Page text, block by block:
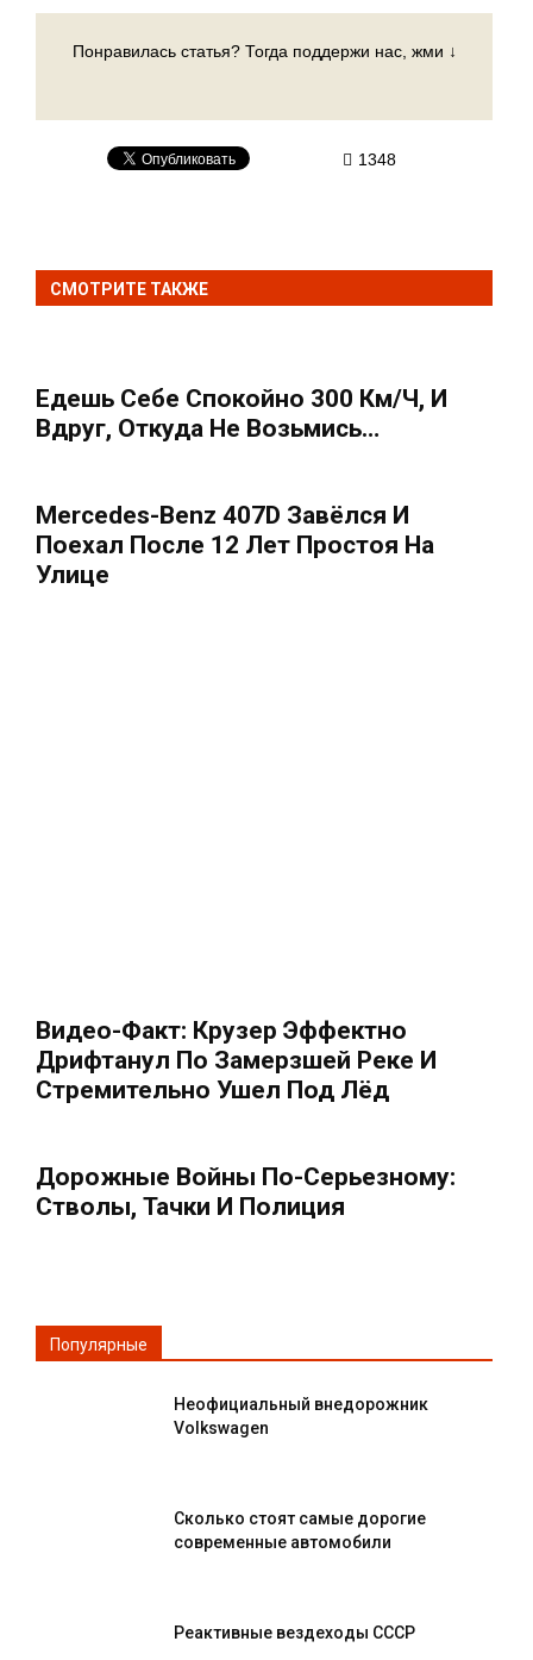
Понравилась статья? Тогда поддержи нас, жми ↓
1348
СМОТРИТЕ ТАКЖЕ
Едешь Себе Спокойно 300 Км/ч, И
Вдруг, Откуда Не Возьмись…
Mercedes-Benz 407D Завёлcя И
Поехал После 12 Лет Простоя На
Улице
Видео-Факт: Крузер Эффектно
Дрифтанул По Замерзшей Реке И
Стремительно Ушел Под Лёд
Дорожные Войны По-Серьезному:
Стволы, Тачки И Полиция
Популярные
Неофициальный внедорожник
Volkswagen
Сколько стоят самые дорогие
современные автомобили
Реактивные вездеходы СССР